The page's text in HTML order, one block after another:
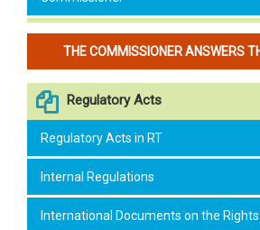
THE COMMISSIONER ANSWERS
Regulatory Acts
Regulatory Acts in RT
Internal Regulations
International Documents on the